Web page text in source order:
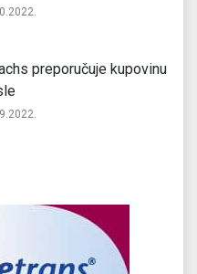
preporučuje kupovinu